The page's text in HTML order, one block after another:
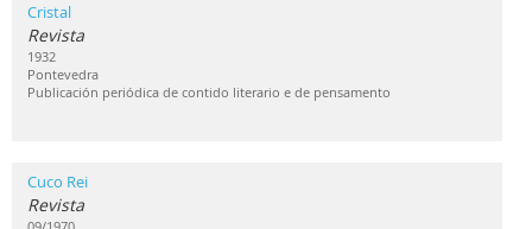
Cristal
Revista
1932
Pontevedra
Publicación periódica de contido literario e de pensamento
Cuco Rei
Revista